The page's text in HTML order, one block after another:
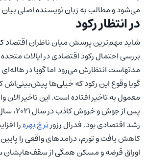
می‌شود و مطالب به زبان نویسنده اصلی
در انتظار رکود
شاید مهم‌ترین پرسش میان ناظران اقتصاد
بررسی احتمال رکود اقتصادی در ایالات
مدتهاست انتظارش می‌رود اما گویا در هاله‌ای
گویا وقوع این رکود که خیلی‌ها پیش‌بینی‌اش
معمول به تاخیر افتاده است. این تاخیر الان
رشد اقتصادی بود. فدرال رزورنرخ بهرهرا
کاهش یافت و تورم، درامدهای واقعی را
اوراق قرضه و مسکن همگی از سقف‌هایشان